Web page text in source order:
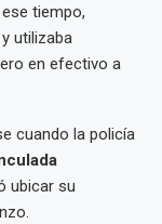
tiempo,
utilizaba
en efectivo a
cuando la policía
ubicar su